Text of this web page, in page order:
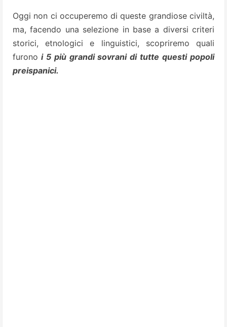
Oggi non ci occuperemo di queste grandiose civiltà,
ma, facendo una selezione in base a diversi criteri
storici, etnologici e linguistici, scopriremo quali
furono i 5 più grandi sovrani di tutte questi popoli
preispanici.